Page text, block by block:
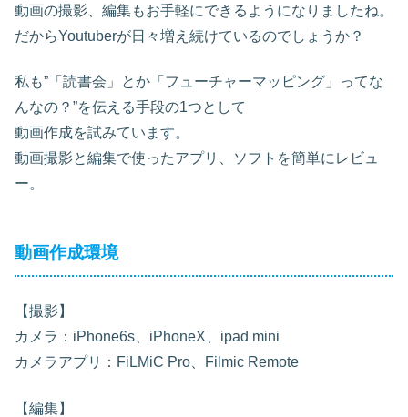
動画の撮影、編集もお手軽にできるようになりましたね。
だからYoutuberが日々増え続けているのでしょうか？
私も”「読書会」とか「フューチャーマッピング」ってな
んなの？”を伝える手段の1つとして
動画作成を試みています。
動画撮影と編集で使ったアプリ、ソフトを簡単にレビュ
ー。
動画作成環境
【撮影】
カメラ：iPhone6s、iPhoneX、ipad mini
カメラアプリ：FiLMiC Pro、Filmic Remote
【編集】